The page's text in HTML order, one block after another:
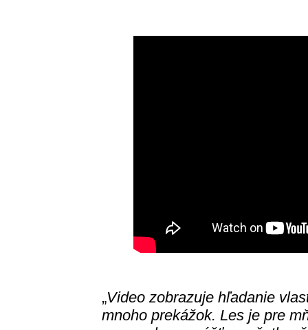
„Video zobrazuje hľadanie
mnoho prekážok. Les je pre